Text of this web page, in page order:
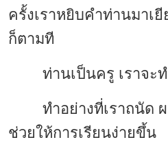
ครั้งเราหยิบคำท่านมาเ
ก็ตามที
ท่านเป็นครู เราจะ
ทำอย่างที่เราถนัด
ช่วยให้การเรียนง่ายขึ้น